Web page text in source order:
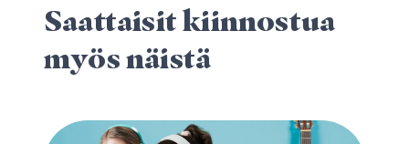
Saattaisit kiinnostua
myös näistä